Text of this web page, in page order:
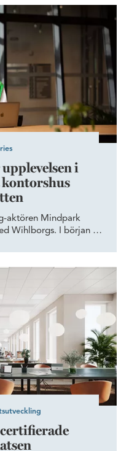
Kvartetten i Malmö
med WELL Building
nya kontorshus
i
aktören Mindpark
Wihlborgs. I början av
– Vi ser otroligt mycket
Hyllie, säger Emelie
för Mindpark